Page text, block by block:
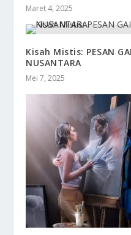
Maret 4, 2025
Kisah Mistis: PESAN
NUSANTARA
Mei 7, 2025